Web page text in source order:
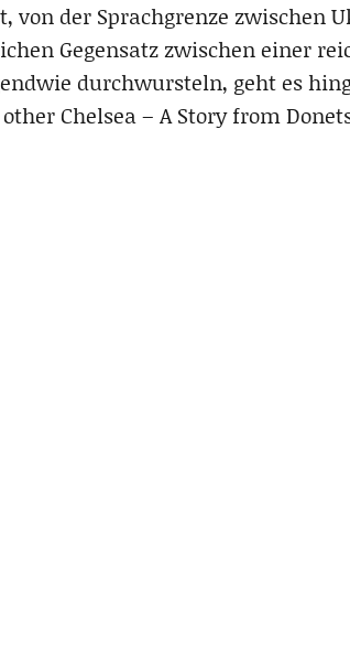
von der Sprachgrenze zwischen
Gegensatz zwischen einer
durchwursteln, geht es
Chelsea – A Story from